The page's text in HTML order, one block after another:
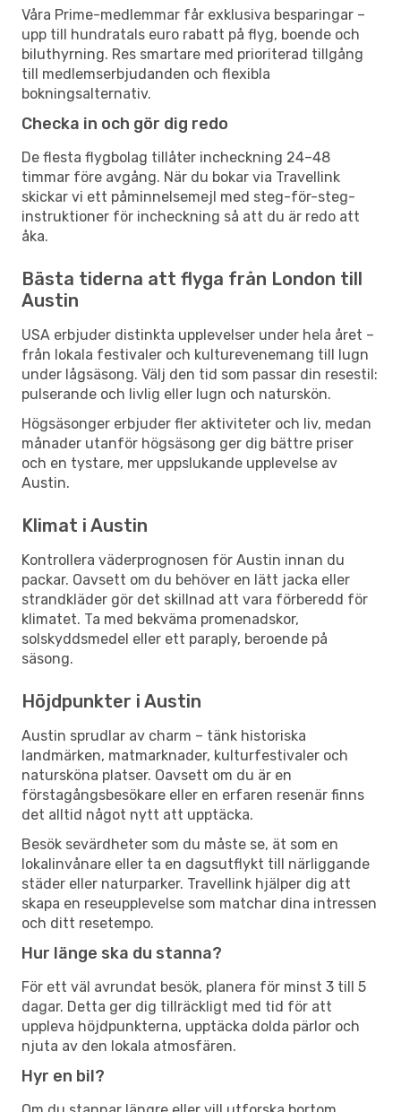
Våra Prime-medlemmar får exklusiva besparingar –
upp till hundratals euro rabatt på flyg, boende och
biluthyrning. Res smartare med prioriterad tillgång
till medlemserbjudanden och flexibla
bokningsalternativ.
Checka in och gör dig redo
De flesta flygbolag tillåter incheckning 24–48
timmar före avgång. När du bokar via Travellink
skickar vi ett påminnelsemejl med steg-för-steg-
instruktioner för incheckning så att du är redo att
åka.
Bästa tiderna att flyga från London till
Austin
USA erbjuder distinkta upplevelser under hela året –
från lokala festivaler och kulturevenemang till lugn
under lågsäsong. Välj den tid som passar din resestil:
pulserande och livlig eller lugn och naturskön.
Högsäsonger erbjuder fler aktiviteter och liv, medan
månader utanför högsäsong ger dig bättre priser
och en tystare, mer uppslukande upplevelse av
Austin.
Klimat i Austin
Kontrollera väderprognosen för Austin innan du
packar. Oavsett om du behöver en lätt jacka eller
strandkläder gör det skillnad att vara förberedd för
klimatet. Ta med bekväma promenadskor,
solskyddsmedel eller ett paraply, beroende på
säsong.
Höjdpunkter i Austin
Austin sprudlar av charm – tänk historiska
landmärken, matmarknader, kulturfestivaler och
natursköna platser. Oavsett om du är en
förstagångsbesökare eller en erfaren resenär finns
det alltid något nytt att upptäcka.
Besök sevärdheter som du måste se, ät som en
lokalinvånare eller ta en dagsutflykt till närliggande
städer eller naturparker. Travellink hjälper dig att
skapa en reseupplevelse som matchar dina intressen
och ditt resetempo.
Hur länge ska du stanna?
För ett väl avrundat besök, planera för minst 3 till 5
dagar. Detta ger dig tillräckligt med tid för att
uppleva höjdpunkterna, upptäcka dolda pärlor och
njuta av den lokala atmosfären.
Hyr en bil?